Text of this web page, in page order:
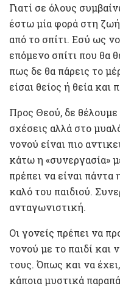
Γιατί σε όλους
έστω μία φορά στη
από το σπίτι. Εσύ ως
επόμενο σπίτι που θα
πως δε θα πάρεις το
είσαι θείος ή θεία και
Προς Θεού, δε θέλουμε
σχέσεις αλλά στο
νονού είναι πιο
κάτω η «συνεργασία»
πρέπει να είναι
καλό του παιδιού.
ανταγωνιστική.
Οι γονείς πρέπει να
νονού με το παιδί και
τους. Όπως και να
κάποια μυστικά